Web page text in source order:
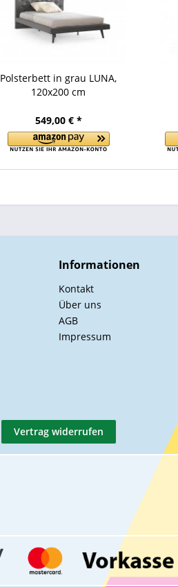
Polsterbett in grau LUNA,
120x200 cm
549,00 € *
Informationen
Kontakt
Über uns
AGB
Impressum
Vertrag widerrufen